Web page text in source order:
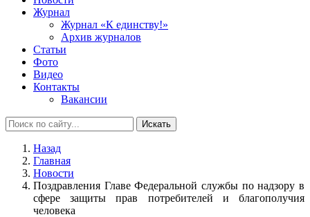
Журнал
Журнал «К единству!»
Архив журналов
Статьи
Фото
Видео
Контакты
Вакансии
Искать
Назад
Главная
Новости
Поздравления Главе Федеральной службы по надзору в
сфере защиты прав потребителей и благополучия
человека